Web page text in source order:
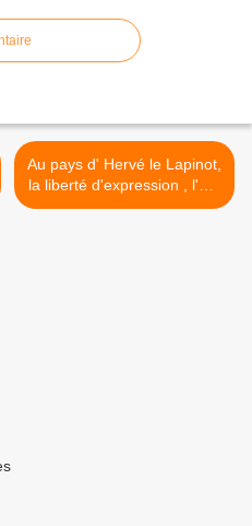
Au pays d' Hervé le Lapinot,
la liberté d'expression , l'art,
la liberté d'opinions et